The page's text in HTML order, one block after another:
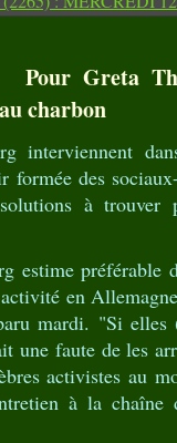
Greta
charbon
interviennent
des
à trouver
estime préférable
en
mardi. "Si elles
une faute de les
activistes au
à la